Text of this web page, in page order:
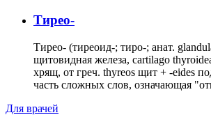
Тирео-
Тирео- (тиреоид-; тиро-; анат.
щитовидная железа, cartilago
хрящ, от греч. thyreos щит + -eides
часть сложных слов, означающая
Для врачей